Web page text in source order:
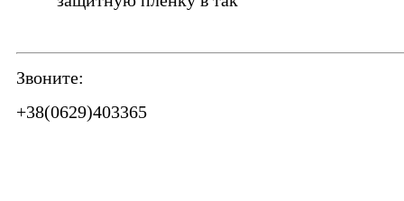
Звоните:
+38(0629)403365